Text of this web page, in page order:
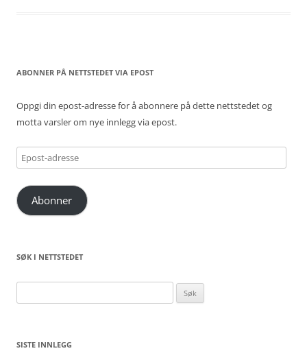
ABONNER PÅ NETTSTEDET VIA EPOST
Oppgi din epost-adresse for å abonnere på dette nettstedet og
motta varsler om nye innlegg via epost.
Epost-
adresse
Abonner
SØK I NETTSTEDET
etter:
SISTE INNLEGG